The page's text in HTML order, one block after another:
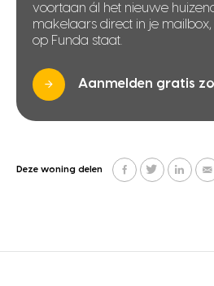
voortaan ál het nieuwe
makelaars direct in je
op Funda staat.
Aanmelden gratis
Deze woning delen